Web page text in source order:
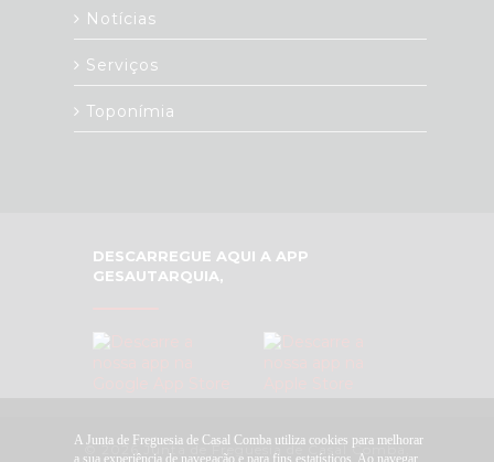
Notícias
Serviços
Toponímia
DESCARREGUE AQUI A APP
GESAUTARQUIA,
© 2026 Junta de Freguesia de Casal Comba.
A Junta de Freguesia de Casal Comba utiliza cookies para melhorar
a sua experiência de navegação e para fins estatísticos. Ao navegar